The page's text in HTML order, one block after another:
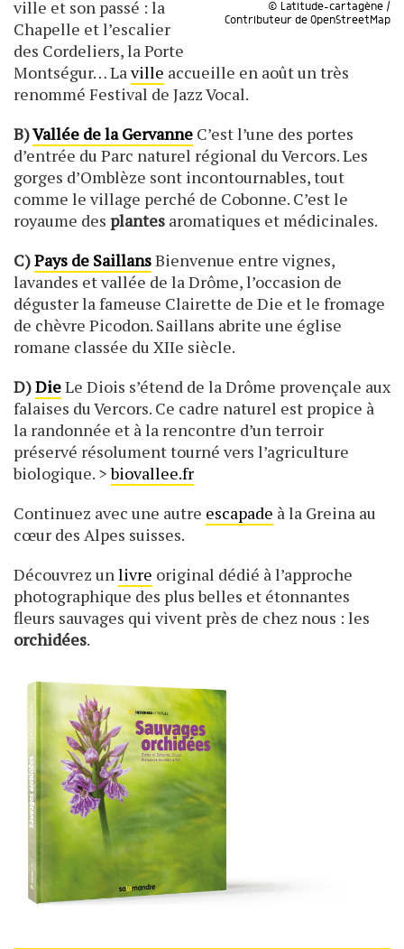
© Latitude-cartagène /
Contributeur de OpenStreetMap
ville et son passé : la
Chapelle et l’escalier
des Cordeliers, la Porte
Montségur… Laville accueille en août un très
renommé Festival de Jazz Vocal.
B)Vallée de la Gervanne C’est l’une des portes
d’entrée du Parc naturel régional du Vercors. Les
gorges d’Omblèze sont incontournables, tout
comme le village perché de Cobonne. C’est le
royaume des plantes aromatiques et médicinales.
C)Pays de SaillansBienvenue entre vignes,
lavandes et vallée de la Drôme, l’occasion de
déguster la fameuse Clairette de Die et le fromage
de chèvre Picodon. Saillans abrite une église
romane classée du XIIe siècle.
D)DieLe Diois s’étend de la Drôme provençale aux
falaises du Vercors. Ce cadre naturel est propice à
la randonnée et à la rencontre d’un terroir
préservé résolument tourné vers l’agriculture
biologique. >biovallee.fr
Continuez avec une autre escapade à la Greina au
cœur des Alpes suisses.
Découvrez unlivre original dédié à l’approche
photographique des plus belles et étonnantes
fleurs sauvages qui vivent près de chez nous : les
orchidées.